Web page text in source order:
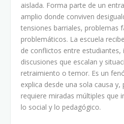
aislada. Forma parte de un
amplio donde conviven
tensiones barriales, problemas
problemáticos. La escuela
de conflictos entre estudiantes,
discusiones que escalan y
retraimiento o temor. Es un
explica desde una sola causa
requiere miradas múltiples que
lo social y lo pedagógico.